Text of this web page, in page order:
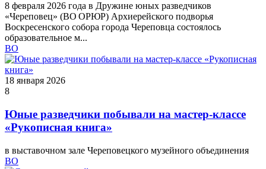
8 февраля 2026 года в Дружине юных разведчиков
«Череповец» (ВО ОРЮР) Архиерейского подворья
Воскресенского собора города Череповца состоялось
образовательное м...
ВО
18 января 2026
8
Юные разведчики побывали на мастер-классе
«Рукописная книга»
в выставочном зале Череповецкого музейного объединения
ВО